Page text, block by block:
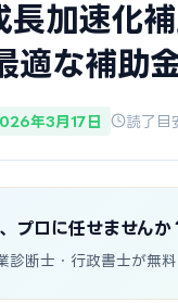
長加速化
適な補助
年3月17日 読了目
プロに任せませんか
診断士・行政書士が無